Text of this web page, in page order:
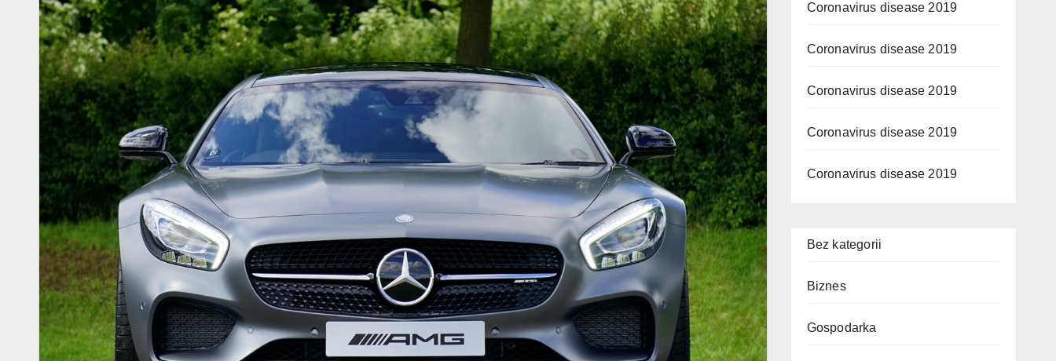
Coronavirus disease 2019
Coronavirus disease 2019
Coronavirus disease 2019
Coronavirus disease 2019
Coronavirus disease 2019
Bez kategorii
Biznes
Gospodarka